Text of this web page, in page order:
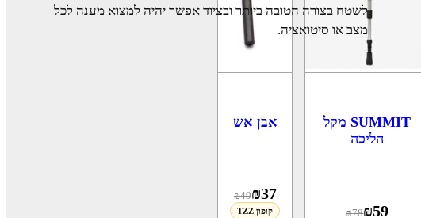
SUMMIT מקל
הליכה
₪59
₪78
אבן אש
₪37
₪49
קופון TZZ
לשטח בצורה הטובה ביותר ובציוד אפשר יהיה למצוא מענה לכל
מצב או סיטואציה.